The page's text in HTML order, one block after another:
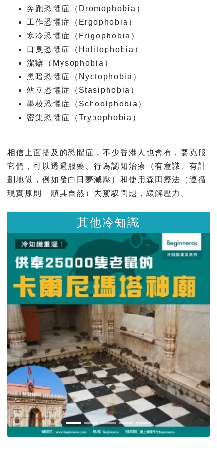
奔跑恐懼症（Dromophobia）
工作恐懼症（Ergophobia）
寒冷恐懼症（Frigophobia）
口臭恐懼症（Halitophobia）
潔癖（Mysophobia）
黑暗恐懼症（Nyctophobia）
站立恐懼症（Stasiphobia）
學校恐懼症（Schoolphobia）
密集恐懼症（Trypophobia）
相信上面提及的恐懼症，不少香港人也會有，要克服
它們，可以透過服藥、行為認知治療（有意識、有計
劃地做，例如發白日夢減壓）和使用森田療法（遵循
現實原則，順其自然）去駕馭問題，緩解壓力。
其他冷知識